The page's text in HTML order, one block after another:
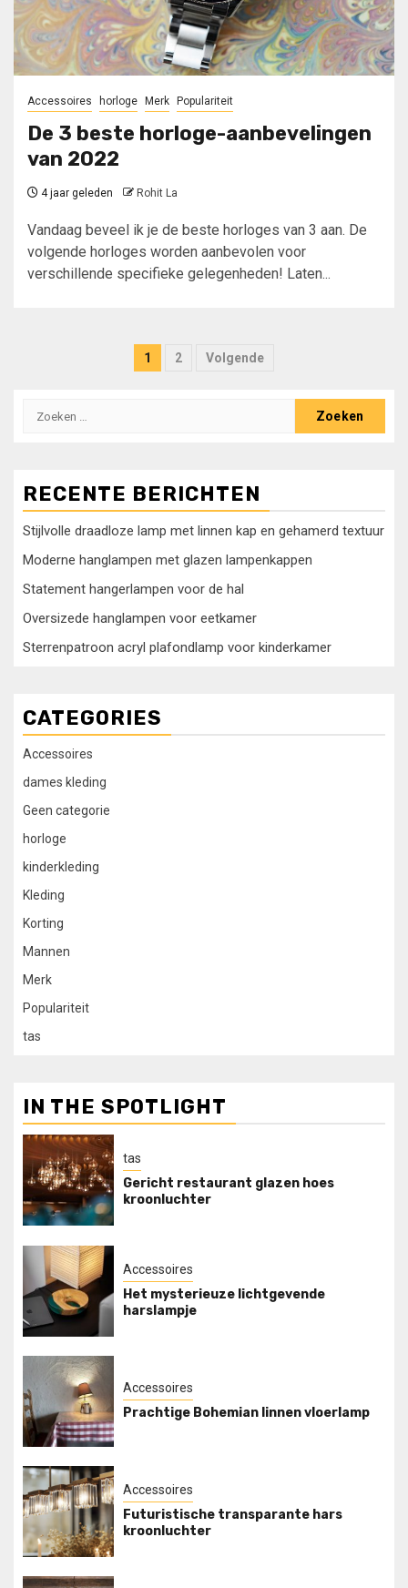
Accessoires horloge Merk Populariteit
De 3 beste horloge-aanbevelingen
van 2022
4 jaar geleden Rohit La
Vandaag beveel ik je de beste horloges van 3 aan. De
volgende horloges worden aanbevolen voor
verschillende specifieke gelegenheden! Laten...
Berichten
1 2 Volgende
Zoeken
RECENTE BERICHTEN
Stijlvolle draadloze lamp met linnen kap en gehamerd textuur
Moderne hanglampen met glazen lampenkappen
Statement hangerlampen voor de hal
Oversizede hanglampen voor eetkamer
Sterrenpatroon acryl plafondlamp voor kinderkamer
CATEGORIES
Accessoires
dames kleding
Geen categorie
horloge
kinderkleding
Kleding
Korting
Mannen
Merk
Populariteit
tas
IN THE SPOTLIGHT
tas
Gericht restaurant glazen hoes
kroonluchter
Accessoires
Het mysterieuze lichtgevende
harslampje
Accessoires
Prachtige Bohemian linnen vloerlamp
Accessoires
Futuristische transparante hars
kroonluchter